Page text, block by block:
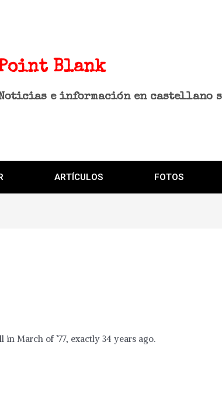
Blank
e información en castellano
ARTÍCULOS FOTOS
March of ’77, exactly 34 years ago.